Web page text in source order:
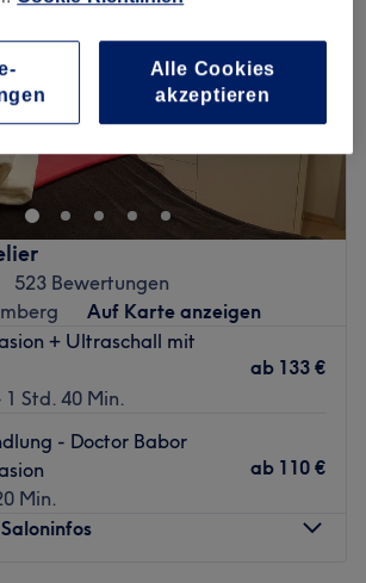
523 Bewertungen
Auf Karte anzeigen
+ Ultraschall mit
1 Std. 40 Min.
ab 133 €
- Doctor Babor
Min.
ab 110 €
Alle Cookies
akzeptieren